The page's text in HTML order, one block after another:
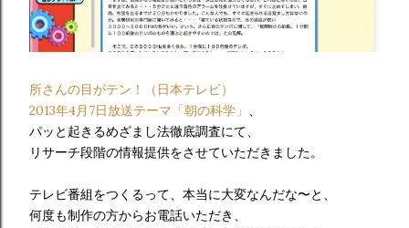
所さんの目がテン！（日本テレビ）
2013年4月7日放送テーマ「朝の科学」
パッと起きるめざまし法徹底調査にて、
リサーチ段階の情報提供をさせていただきました。
テレビ番組をつくるって、本当に大変なんだな〜と、
何度も制作の方からお電話いただき、